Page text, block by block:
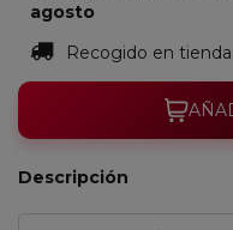
agosto
Recogido en tienda:
Descripción